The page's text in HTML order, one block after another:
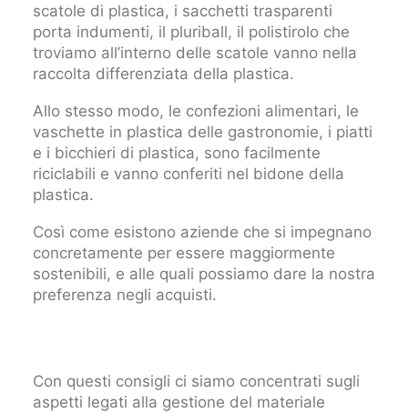
scatole di plastica, i sacchetti trasparenti
porta indumenti, il pluriball, il polistirolo che
troviamo all’interno delle scatole vanno nella
raccolta differenziata della plastica.
Allo stesso modo, le confezioni alimentari, le
vaschette in plastica delle gastronomie, i piatti
e i bicchieri di plastica, sono facilmente
riciclabili e vanno conferiti nel bidone della
plastica.
Così come esistono aziende che si impegnano
concretamente per essere maggiormente
sostenibili, e alle quali possiamo dare la nostra
preferenza negli acquisti.
Con questi consigli ci siamo concentrati sugli
aspetti legati alla gestione del materiale